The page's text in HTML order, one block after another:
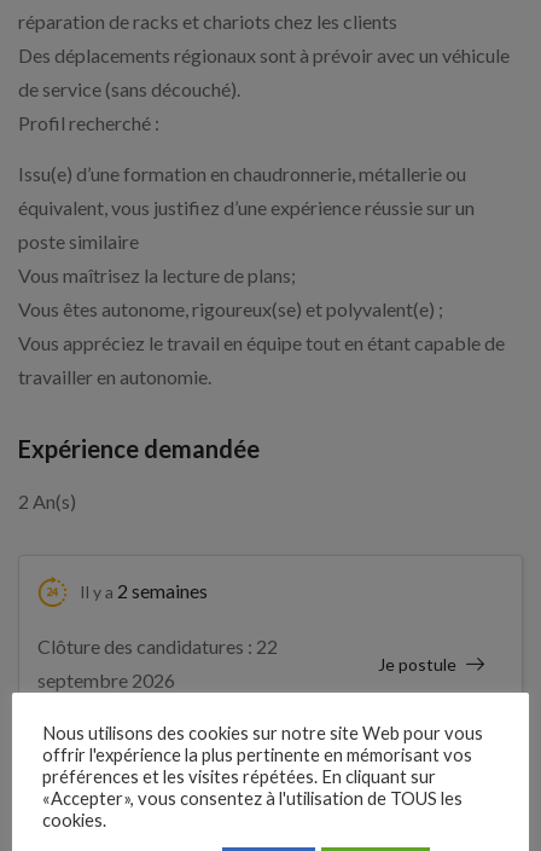
réparation de racks et chariots chez les clients
Des déplacements régionaux sont à prévoir avec un véhicule
de service (sans découché).
Profil recherché :
Issu(e) d’une formation en chaudronnerie, métallerie ou
équivalent, vous justifiez d’une expérience réussie sur un
poste similaire
Vous maîtrisez la lecture de plans;
Vous êtes autonome, rigoureux(se) et polyvalent(e) ;
Vous appréciez le travail en équipe tout en étant capable de
travailler en autonomie.
Expérience demandée
2 An(s)
Il y a 2 semaines
Clôture des candidatures : 22
septembre 2026
Je postule
Détails de l’offre
Nous utilisons des cookies sur notre site Web pour vous
offrir l'expérience la plus pertinente en mémorisant vos
préférences et les visites répétées. En cliquant sur
«Accepter», vous consentez à l'utilisation de TOUS les
cookies.